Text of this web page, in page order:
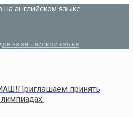
на английском языке
на английском языке
принять